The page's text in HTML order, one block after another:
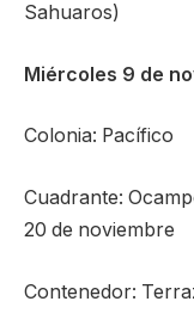
Sahuaros)
Miércoles 9 de
Colonia: Pacífico
Cuadrante:
20 de noviembre
Contenedor: